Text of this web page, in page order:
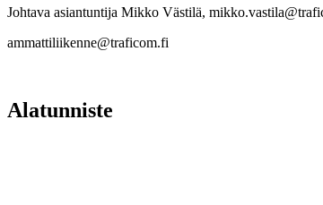
Johtava asiantuntija Mikko Västilä,
ammattiliikenne@traficom.fi
Alatunniste